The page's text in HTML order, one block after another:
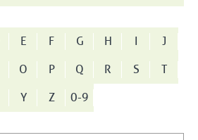
E F G H I
J
O P Q R S
T
Y Z 0-9